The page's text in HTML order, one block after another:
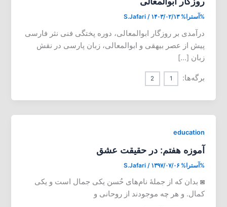
%آسترا% S.Jafari / ۱۴۰۳/۰۲/۱۳
درآمدی بر روزگار ابوالمعالی، دوره‌ پختگی فنی نثر فارسی
پیش از عصر بیهقی و ابوالمعالی، زبان پارسی در نقش
زبان […]
برگه‌ها: 1
2
education
آموزه هفتم: در حقیقت عشق
%آسترا% S.Jafari / ۱۳۹۷/۰۷/۰۶
◙ بدان که از جملۀ نام‌های حُسن یکی جمال است و یکی
کمال. و هر چه موجودند از روحانی و